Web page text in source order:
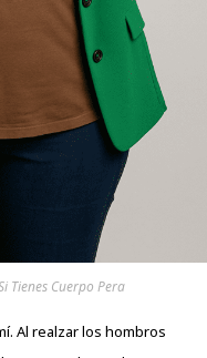
Tienes Cuerpo Pera
Al realzar los hombros